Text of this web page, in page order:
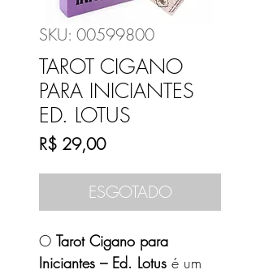
SKU: 00599800
TAROT CIGANO
PARA INICIANTES
ED. LOTUS
R$ 29,00Preço
ESGOTADO
O Tarot Cigano para
Iniciantes – Ed. Lotus é um